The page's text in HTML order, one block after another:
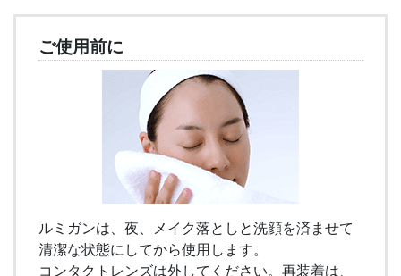
ご使用前に
ルミガンは、夜、メイク落としと洗顔を済ませて
清潔な状態にしてから使用します。
コンタクトレンズは外してください。再装着は、